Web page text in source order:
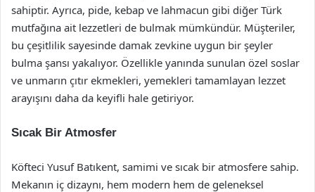
sahiptir. Ayrıca, pide, kebap ve lahmacun gibi diğer Türk
mutfağına ait lezzetleri de bulmak mümkündür. Müşteriler,
bu çeşitlilik sayesinde damak zevkine uygun bir şeyler
bulma şansı yakalıyor. Özellikle yanında sunulan özel soslar
ve unmarın çıtır ekmekleri, yemekleri tamamlayan lezzet
arayışını daha da keyifli hale getiriyor.
Sıcak Bir Atmosfer
Köfteci Yusuf Batıkent, samimi ve sıcak bir atmosfere sahip.
Mekanın iç dizaynı, hem modern hem de geleneksel